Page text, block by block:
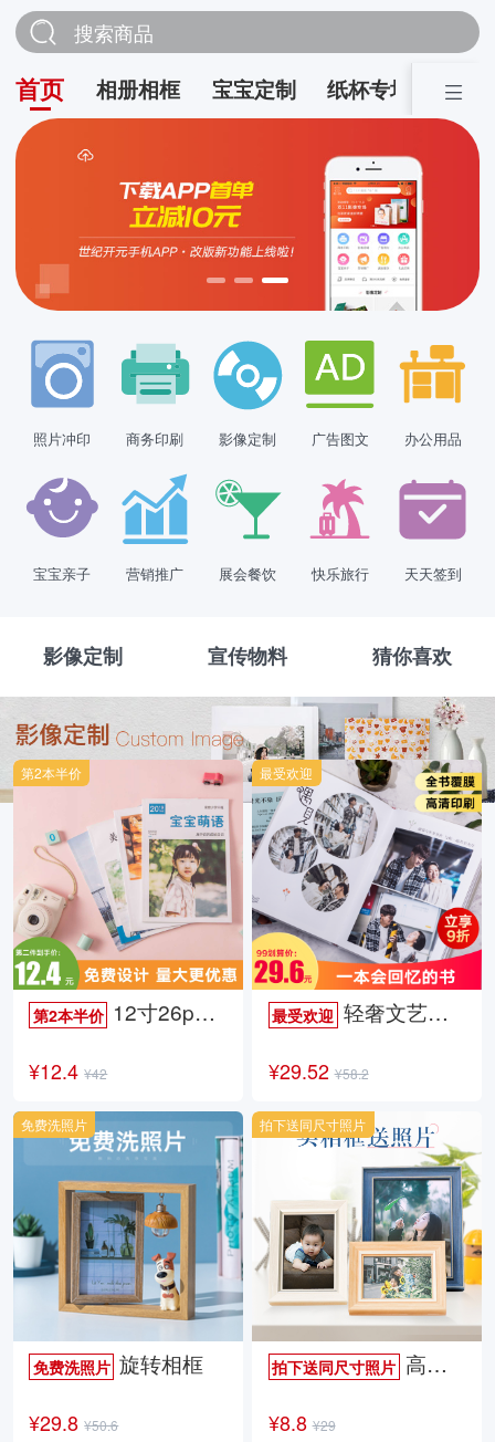
搜索商品
首页 相册相框 宝宝定制 纸杯专场 营销
照片冲印 商务印刷 影像定制 广告图文 办公用品
宝宝亲子 营销推广 展会餐饮 快乐旅行 天天签到
影像定制 宣传物料 猜你喜欢
第2本半价 12寸26p时尚杂志册
¥12.4 ¥42
第2本半价
最受欢迎 轻奢文艺照片书
¥29.52 ¥58.2
最受欢迎
免费洗照片 旋转相框
¥29.8 ¥50.6
免费洗照片
拍下送同尺寸照片高档欧式相框
¥8.8 ¥29
拍下送同尺寸照片